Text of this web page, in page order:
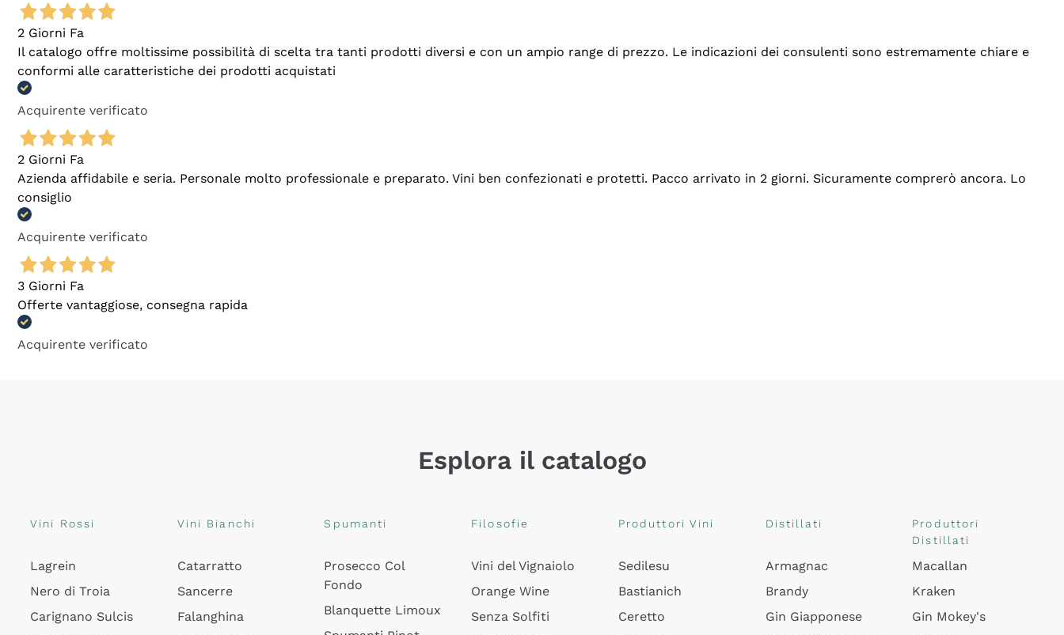
2 Giorni Fa
Il catalogo offre moltissime possibilità di scelta tra tanti prodotti diversi e con un ampio range di prezzo. Le indicazioni dei consulenti sono estremamente chiare e
conformi alle caratteristiche dei prodotti acquistati
Acquirente verificato
2 Giorni Fa
Azienda affidabile e seria. Personale molto professionale e preparato. Vini ben confezionati e protetti. Pacco arrivato in 2 giorni. Sicuramente comprerò ancora. Lo
consiglio
Acquirente verificato
3 Giorni Fa
Offerte vantaggiose, consegna rapida
Acquirente verificato
Esplora il catalogo
Vini Rossi
Lagrein
Nero di Troia
Carignano Sulcis
Vini Bianchi
Catarratto
Sancerre
Falanghina
Spumanti
Prosecco Col
Fondo
Blanquette Limoux
Filosofie
Vini del Vignaiolo
Orange Wine
Senza Solfiti
Produttori Vini
Sedilesu
Bastianich
Ceretto
Distillati
Armagnac
Brandy
Gin Giapponese
Produttori
Distillati
Macallan
Kraken
Gin Mokey's